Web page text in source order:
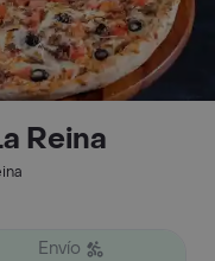
Reina
Envío